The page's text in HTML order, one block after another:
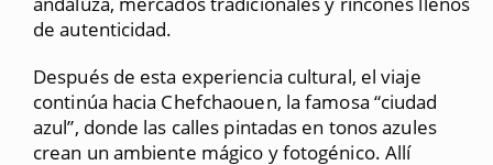
de autenticidad.
Después de esta experiencia cultural, el viaje
continúa hacia Chefchaouen, la famosa “ciudad
azul”, donde las calles pintadas en tonos azules
crean un ambiente mágico y fotogénico. Allí